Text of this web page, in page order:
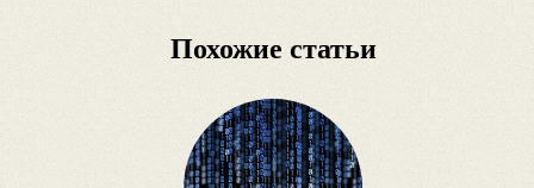
Похожие статьи